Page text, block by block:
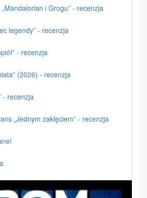
„Mandalorian i Grogu” - recenzja
legendy” - recenzja
- recenzja
(2026) - recenzja
- recenzja
„Jednym zaklęciem” - recenzja